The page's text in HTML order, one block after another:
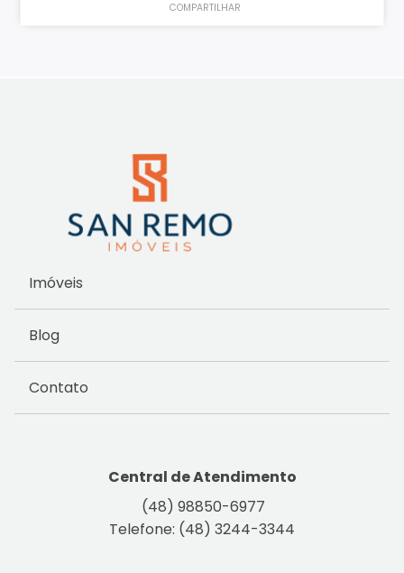
COMPARTILHAR
Imóveis
Blog
Contato
Central de Atendimento
(48) 98850-6977
Telefone: (48) 3244-3344